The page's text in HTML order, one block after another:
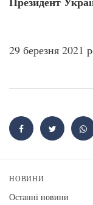
29 березня 2021
НОВИНИ
Останні новини